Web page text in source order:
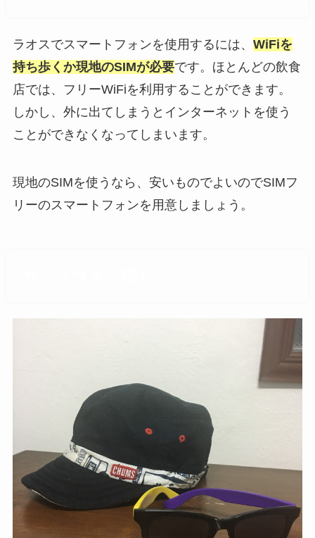
ラオスでスマートフォンを使用するには、 WiFiを
持ち歩くか現地のSIMが必要です。ほとんどの飲食
店では、フリーWiFiを利用することができます。
しかし、外に出てしまうとインターネットを使う
ことができなくなってしまいます。
現地のSIMを使うなら、安いものでよいのでSIMフ
リーのスマートフォンを用意しましょう。